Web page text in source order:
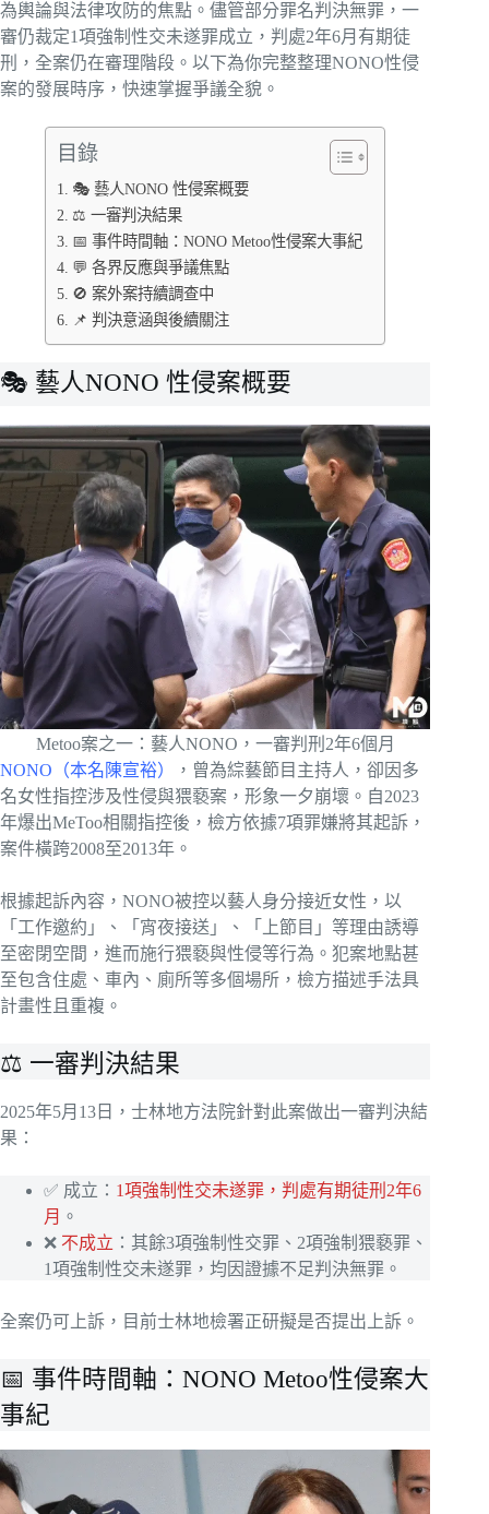
為輿論與法律攻防的焦點。儘管部分罪名判決無罪，一
審仍裁定1項強制性交未遂罪成立，判處2年6月有期徒
刑，全案仍在審理階段。以下為你完整整理NONO性侵
案的發展時序，快速掌握爭議全貌。
目錄
🎭 藝人NONO 性侵案概要
⚖️ 一審判決結果
📅 事件時間軸：NONO Metoo性侵案大事紀
💬 各界反應與爭議焦點
🚫 案外案持續調查中
📌 判決意涵與後續關注
🎭 藝人NONO 性侵案概要
Metoo案之一：藝人NONO，一審判刑2年6個月
NONO（本名陳宣裕）
，曾為綜藝節目主持人，卻因多
名女性指控涉及性侵與猥褻案，形象一夕崩壞。自2023
年爆出MeToo相關指控後，檢方依據7項罪嫌將其起訴，
案件橫跨2008至2013年。
根據起訴內容，NONO被控以藝人身分接近女性，以
「工作邀約」、「宵夜接送」、「上節目」等理由誘導
至密閉空間，進而施行猥褻與性侵等行為。犯案地點甚
至包含住處、車內、廁所等多個場所，檢方描述手法具
計畫性且重複。
⚖️ 一審判決結果
2025年5月13日，士林地方法院針對此案做出一審判決結
果：
✅ 成立： 1項強制性交未遂罪，判處有期徒刑2年6
月 。
❌ 不成立 ：其餘3項強制性交罪、2項強制猥褻罪、
1項強制性交未遂罪，均因證據不足判決無罪。
全案仍可上訴，目前士林地檢署正研擬是否提出上訴。
📅 事件時間軸：NONO Metoo性侵案大
事紀